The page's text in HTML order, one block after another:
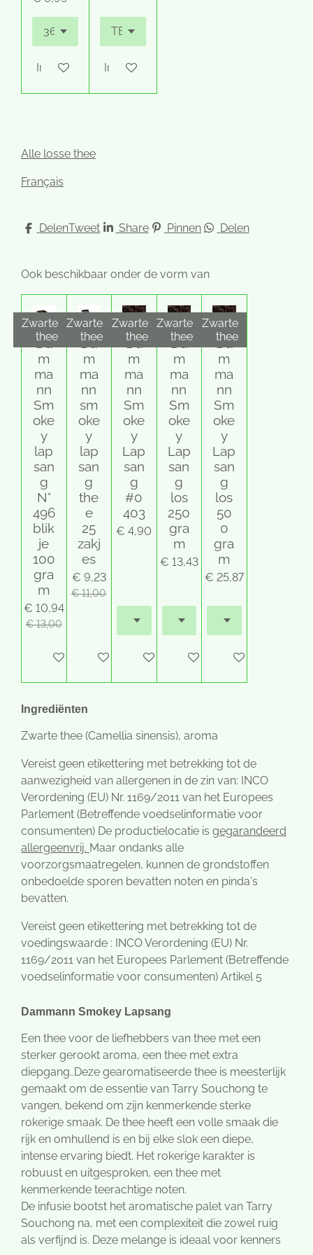
In winkelwagenIn winkelwagen
Alle losse thee
Français
DelenTweet Share Pinnen Delen
Ook beschikbaar onder de vorm van
Zwarte
thee
Da
m
ma
nn
Sm
oke
y
lap
san
g
N°
496
blik
je
100
gra
m
€ 10,94
€ 13,00
Houd mij op de hoogte
Zwarte
thee
Da
m
ma
nn
sm
oke
y
lap
san
g
the
e
25
zakj
es
€ 9,23
€ 11,00
In winkelwagen
Zwarte
thee
Da
m
ma
nn
Sm
oke
y
Lap
san
g
#0
403
€ 4,90
In winkelwagen
Zwarte
thee
Da
m
ma
nn
Sm
oke
y
Lap
san
g
los
250
gra
m
€ 13,43
In winkelwagen
Zwarte
thee
Da
m
ma
nn
Sm
oke
y
Lap
san
g
los
50
0
gra
m
€ 25,87
In winkelwagen
Ingrediënten
Zwarte thee (Camellia sinensis), aroma
Vereist geen etikettering met betrekking tot de
aanwezigheid van allergenen in de zin van: INCO
Verordening (EU) Nr. 1169/2011 van het Europees
Parlement (Betreffende voedselinformatie voor
consumenten) De productielocatie is gegarandeerd
allergeenvrij. Maar ondanks alle
voorzorgsmaatregelen, kunnen de grondstoffen
onbedoelde sporen bevatten noten en pinda's
bevatten.
Vereist geen etikettering met betrekking tot de
voedingswaarde : INCO Verordening (EU) Nr.
1169/2011 van het Europees Parlement (Betreffende
voedselinformatie voor consumenten) Artikel 5
Dammann Smokey Lapsang
Een thee voor de liefhebbers van thee met een
sterker gerookt aroma, een thee met extra
diepgang..Deze gearomatiseerde thee is meesterlijk
gemaakt om de essentie van Tarry Souchong te
vangen, bekend om zijn kenmerkende sterke
rokerige smaak. De thee heeft een volle smaak die
rijk en omhullend is en bij elke slok een diepe,
intense ervaring biedt. Het rokerige karakter is
robuust en uitgesproken, een thee met
kenmerkende teerachtige noten.
De infusie bootst het aromatische palet van Tarry
Souchong na, met een complexiteit die zowel ruig
als verfijnd is. Deze melange is ideaal voor kenners